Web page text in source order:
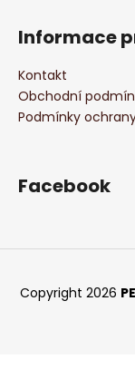
Informace
Kontakt
Obchodní
Podmínky
Facebook
Copyright 2026